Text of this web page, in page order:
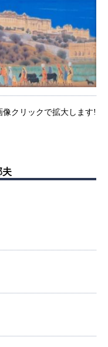
像クリックで拡大します!
夫